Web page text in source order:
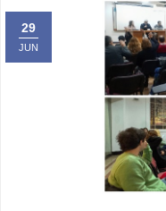
29
JUN